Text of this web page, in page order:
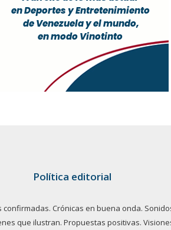
Política editorial
confirmadas. Crónicas en buena onda.
que ilustran. Propuestas positivas.